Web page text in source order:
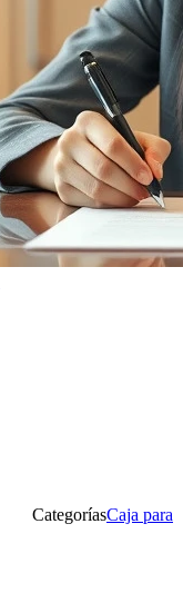
CategoríasCaja para